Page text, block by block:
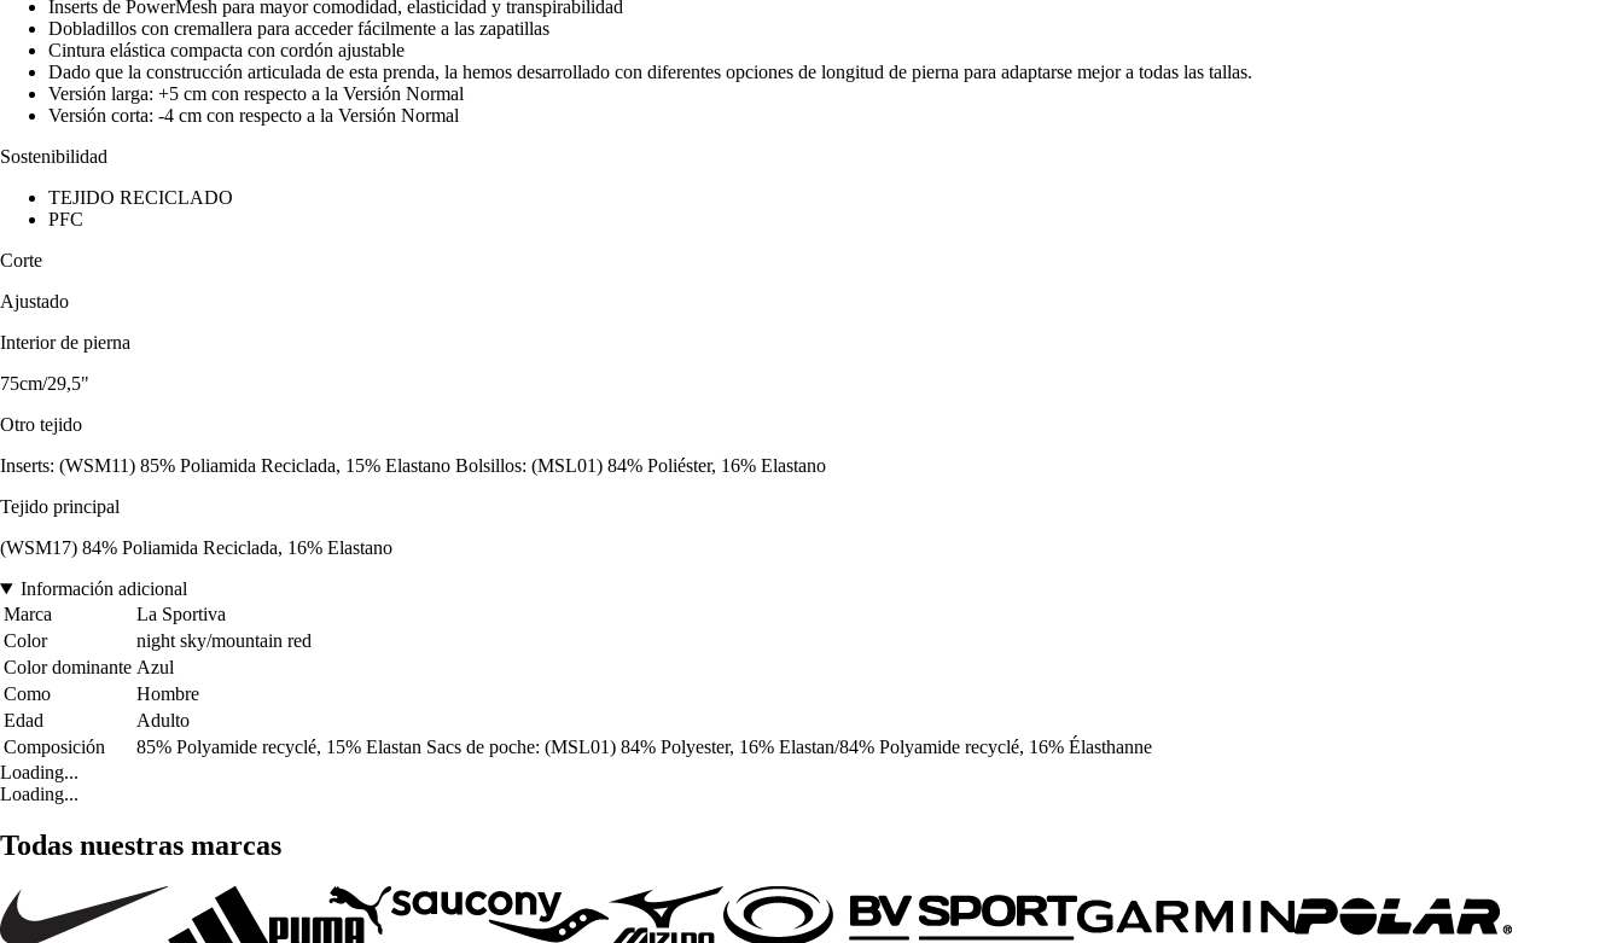
Inserts de PowerMesh para mayor comodidad, elasticidad y transpirabilidad
Dobladillos con cremallera para acceder fácilmente a las zapatillas
Cintura elástica compacta con cordón ajustable
Dado que la construcción articulada de esta prenda, la hemos desarrollado con diferentes opciones de longitud de pierna para adaptarse mejor a todas las tallas.
Versión larga: +5 cm con respecto a la Versión Normal
Versión corta: -4 cm con respecto a la Versión Normal
Sostenibilidad
TEJIDO RECICLADO
PFC
Corte
Ajustado
Interior de pierna
75cm/29,5"
Otro tejido
Inserts: (WSM11) 85% Poliamida Reciclada, 15% Elastano Bolsillos: (MSL01) 84% Poliéster, 16% Elastano
Tejido principal
(WSM17) 84% Poliamida Reciclada, 16% Elastano
Información adicional
Marca
La Sportiva
Color
night sky/mountain red
Color dominante Azul
Como
Hombre
Edad
Adulto
Composición
85% Polyamide recyclé, 15% Elastan Sacs de poche: (MSL01) 84% Polyester, 16% Elastan/84% Polyamide recyclé, 16% Élasthanne
Loading...
Loading...
Todas nuestras marcas